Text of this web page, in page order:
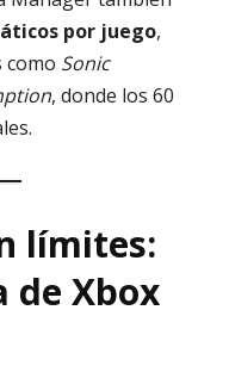
por juego,
como Sonic
, donde los 60
límites:
de Xbox